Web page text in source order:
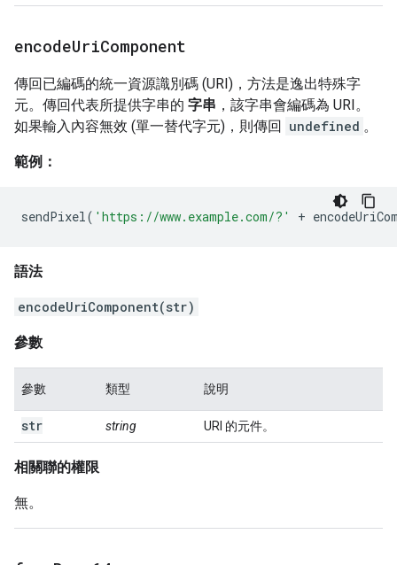
encodeUriComponent
傳回已編碼的統一資源識別碼 (URI)，方法是逸出特殊字
元。傳回代表所提供字串的 字串 ，該字串會編碼為 URI。
如果輸入內容無效 (單一替代字元)，則傳回 undefined 。
範例：
sendPixel( 'https://www.example.com/?' +
語法
encodeUriComponent(str)
參數
參數 類型 說明
str string URI 的元件。
相關聯的權限
無。